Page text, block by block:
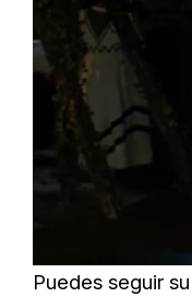
Puedes seguir